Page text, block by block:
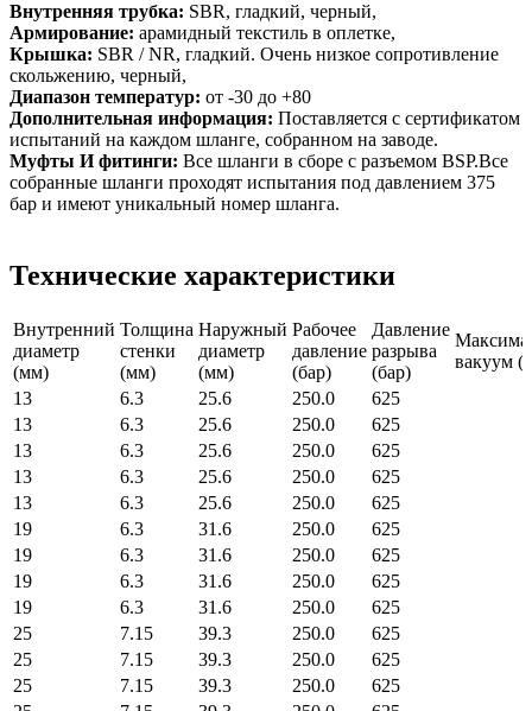
Внутренняя трубка: SBR, гладкий, черный,
Армирование: арамидный текстиль в оплетке,
Крышка: SBR / NR, гладкий. Очень низкое сопротивление
скольжению, черный,
Диапазон температур: от -30 до +80
Дополнительная информация: Поставляется с сертификатом
испытаний на каждом шланге, собранном на заводе.
Муфты И фитинги: Все шланги в сборе с разъемом BSP.Все
собранные шланги проходят испытания под давлением 375
бар и имеют уникальный номер шланга.
Технические характеристики
Внутренний
диаметр
(мм)
Толщина
стенки
(мм)
Наружный
диаметр
(мм)
Рабочее
давление
(бар)
Давление
разрыва
(бар)
вакуум
13
6.3 25.6 250.0
625
13
6.3 25.6 250.0
625
13
6.3 25.6 250.0
625
13
6.3 25.6 250.0
625
13
6.3 25.6 250.0
625
19
6.3 31.6 250.0
625
19
6.3 31.6 250.0
625
19
6.3 31.6 250.0
625
19
6.3 31.6 250.0
625
25
7.15 39.3 250.0
625
25
7.15 39.3 250.0
625
25
7.15 39.3 250.0
625